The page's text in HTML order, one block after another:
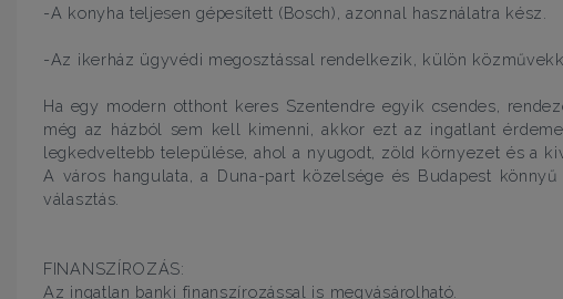
-A konyha teljesen gépesített (Bosch), azonnal használatra kész.
-Az ikerház ügyvédi megosztással rendelkezik, külön
Ha egy modern otthont keres Szentendre egyik csendes,
még az házból sem kell kimenni, akkor ezt az ingatlant
legkedveltebb települése, ahol a nyugodt, zöld környezet és a
A város hangulata, a Duna-part közelsége és Budapest
választás.
FINANSZÍROZÁS:
Az ingatlan banki finanszírozással is megvásárolható.